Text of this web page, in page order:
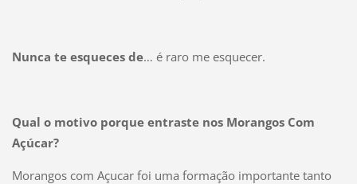
Nunca te esqueces de… é raro me esquecer.
Qual o motivo porque entraste nos Morangos Com
Açúcar?
Morangos com Açucar foi uma formação importante tanto